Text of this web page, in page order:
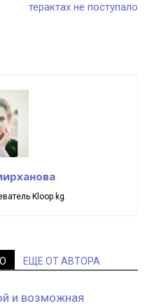
терактах не поступало
Kloop.kg.
ЕЩЕ ОТ АВТОРА
и возможная